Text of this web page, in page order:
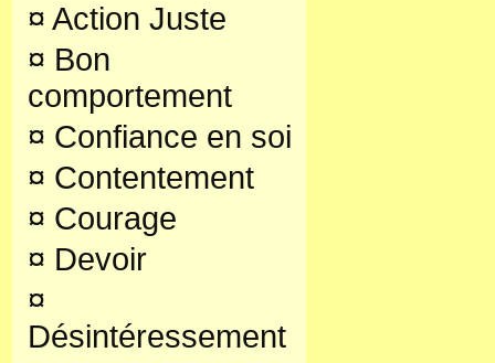
¤ Action Juste
¤ Bon
comportement
¤ Confiance en soi
¤ Contentement
¤ Courage
¤ Devoir
¤
Désintéressement